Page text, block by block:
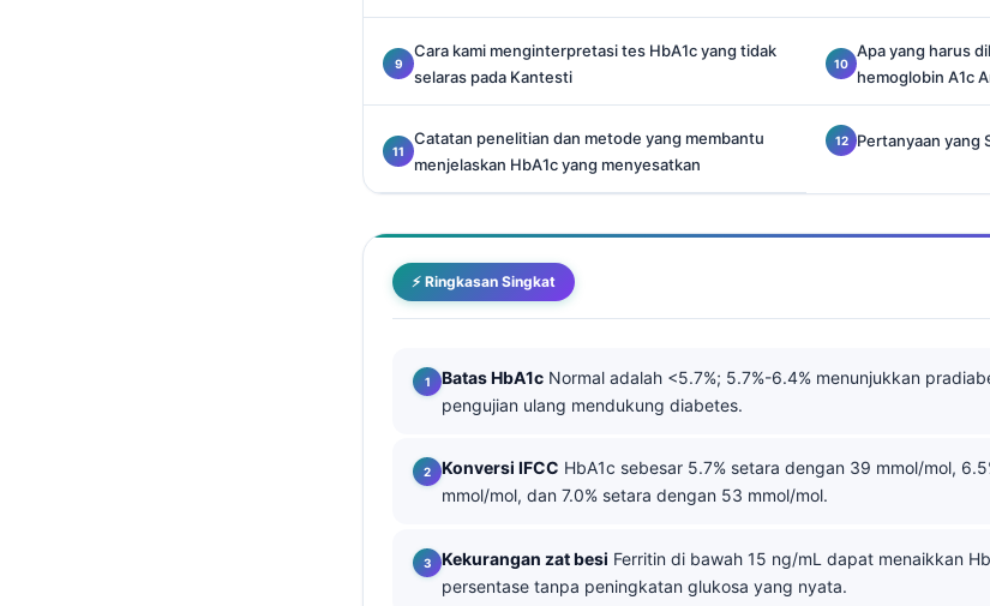
Cara kami menginterpretasi tes HbA1c yang tidak
selaras pada Kantesti
Apa yang harus
hemoglobin A1c
Catatan penelitian dan metode yang membantu
menjelaskan HbA1c yang menyesatkan
Pertanyaan yang
⚡ Ringkasan Singkat
Batas HbA1c Normal adalah <5.7%; 5.7%-6.4% menunjukkan
pengujian ulang mendukung diabetes.
Konversi IFCC HbA1c sebesar 5.7% setara dengan 39 mmol/mol,
mmol/mol, dan 7.0% setara dengan 53 mmol/mol.
Kekurangan zat besi Ferritin di bawah 15 ng/mL dapat menaikkan
persentase tanpa peningkatan glukosa yang nyata.